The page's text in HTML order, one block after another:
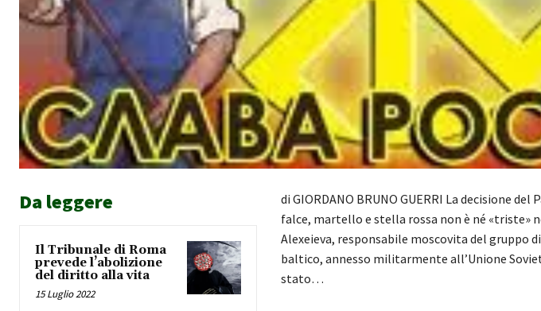
Da leggere
Il Tribunale di Roma
prevede l’abolizione
del diritto alla vita
15 Luglio 2022
di GIORDANO BRUNO GUERRI La decisione
falce, martello e stella rossa non è né «triste»
Alexeieva, responsabile moscovita del gruppo
baltico, annesso militarmente all’Unione
stato…